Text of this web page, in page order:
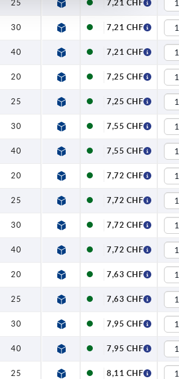
25 7,21 CHF
30 7,21 CHF
40 7,21 CHF
20 7,25 CHF
25 7,25 CHF
30 7,55 CHF
40 7,55 CHF
20 7,72 CHF
25 7,72 CHF
30 7,72 CHF
40 7,72 CHF
20 7,63 CHF
25 7,63 CHF
30 7,95 CHF
40 7,95 CHF
25 8,11 CHF